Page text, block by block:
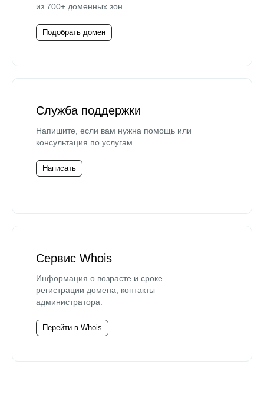
из 700+ доменных зон.
Подобрать домен
Служба поддержки
Напишите, если вам нужна помощь или
консультация по услугам.
Написать
Сервис Whois
Информация о возрасте и сроке
регистрации домена, контакты
администратора.
Перейти в Whois